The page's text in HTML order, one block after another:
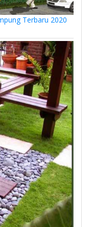
Terbaru 2020